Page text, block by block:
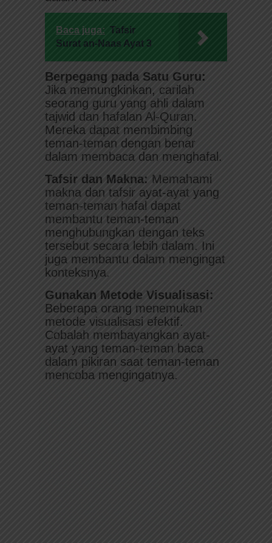
Baca juga: Tafsir
Surat an-Naas Ayat 3
Berpegang pada Satu Guru:
Jika memungkinkan, carilah
seorang guru yang ahli dalam
tajwid dan hafalan Al-Quran.
Mereka dapat membimbing
teman-teman dengan benar
dalam membaca dan menghafal.
Tafsir dan Makna: Memahami
makna dan tafsir ayat-ayat yang
teman-teman hafal dapat
membantu teman-teman
menghubungkan dengan teks
tersebut secara lebih dalam. Ini
juga membantu dalam mengingat
konteksnya.
Gunakan Metode Visualisasi:
Beberapa orang menemukan
metode visualisasi efektif.
Cobalah membayangkan ayat-
ayat yang teman-teman baca
dalam pikiran saat teman-teman
mencoba mengingatnya.